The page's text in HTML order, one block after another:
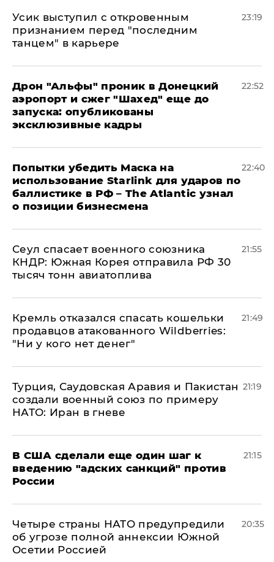
Усик выступил с откровенным
признанием перед "последним
танцем" в карьере
23:19
Дрон "Альфы" проник в Донецкий
аэропорт и сжег "Шахед" еще до
запуска: опубликованы
эксклюзивные кадры
22:52
Попытки убедить Маска на
использование Starlink для ударов по
баллистике в РФ – The Atlantic узнал
о позиции бизнесмена
22:40
​Сеул спасает военного союзника
КНДР: Южная Корея отправила РФ 30
тысяч тонн авиатоплива
21:55
Кремль отказался спасать кошельки
продавцов атакованного Wildberries:
"Ни у кого нет денег"
21:49
Турция, Саудовская Аравия и Пакистан
создали военный союз по примеру
НАТО: Иран в гневе
21:19
В США сделали еще один шаг к
введению "адских санкций" против
России
21:15
Четыре страны НАТО предупредили
об угрозе полной аннексии Южной
Осетии Россией
20:35